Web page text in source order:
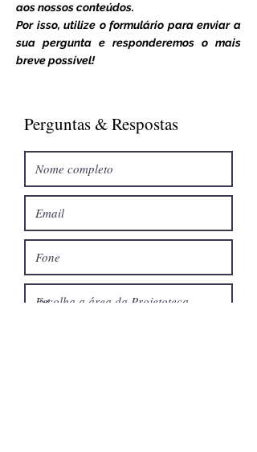
aos nossos conteúdos.
Por isso, utilize o formulário para enviar a
sua pergunta e responderemos o mais
breve possível!
Perguntas & Respostas